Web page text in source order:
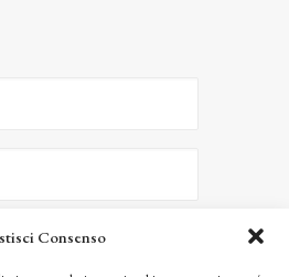
Consenso
ISCRIVITI